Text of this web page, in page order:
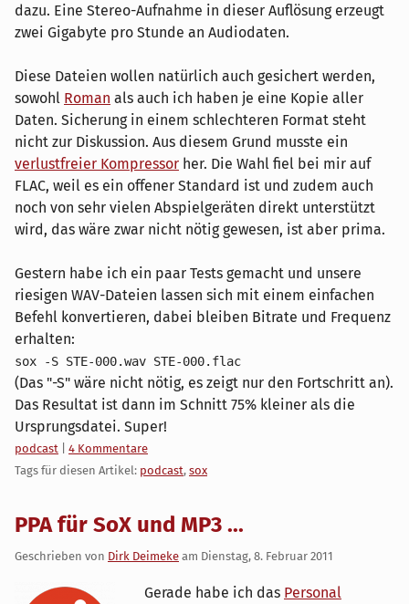
dazu. Eine Stereo-Aufnahme in dieser Auflösung erzeugt
zwei Gigabyte pro Stunde an Audiodaten.
Diese Dateien wollen natürlich auch gesichert werden,
sowohl Roman als auch ich haben je eine Kopie aller
Daten. Sicherung in einem schlechteren Format steht
nicht zur Diskussion. Aus diesem Grund musste ein
verlustfreier Kompressor her. Die Wahl fiel bei mir auf
FLAC, weil es ein offener Standard ist und zudem auch
noch von sehr vielen Abspielgeräten direkt unterstützt
wird, das wäre zwar nicht nötig gewesen, ist aber prima.
Gestern habe ich ein paar Tests gemacht und unsere
riesigen WAV-Dateien lassen sich mit einem einfachen
Befehl konvertieren, dabei bleiben Bitrate und Frequenz
erhalten:
sox -S STE-000.wav STE-000.flac
(Das "-S" wäre nicht nötig, es zeigt nur den Fortschritt an).
Das Resultat ist dann im Schnitt 75% kleiner als die
Ursprungsdatei. Super!
Kategorien:
podcast
4 Kommentare
Tags für diesen Artikel: podcast, sox
PPA für SoX und MP3 ...
Geschrieben von Dirk Deimeke am Dienstag, 8. Februar 2011
Gerade habe ich das Personal